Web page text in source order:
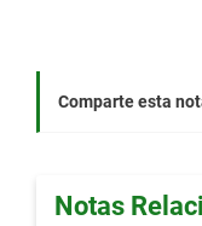
Comparte esta
Notas